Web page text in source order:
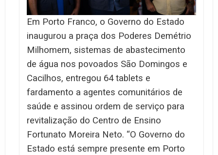
Em Porto Franco, o Governo do Estado
inaugurou a praça dos Poderes Demétrio
Milhomem, sistemas de abastecimento
de água nos povoados São Domingos e
Cacilhos, entregou 64 tablets e
fardamento a agentes comunitários de
saúde e assinou ordem de serviço para
revitalização do Centro de Ensino
Fortunato Moreira Neto. “O Governo do
Estado está sempre presente em Porto